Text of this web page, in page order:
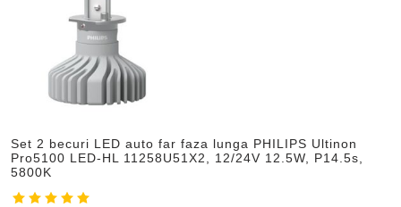
Set 2 becuri LED auto far faza lunga PHILIPS Ultinon
Pro5100 LED-HL 11258U51X2, 12/24V 12.5W, P14.5s,
5800K